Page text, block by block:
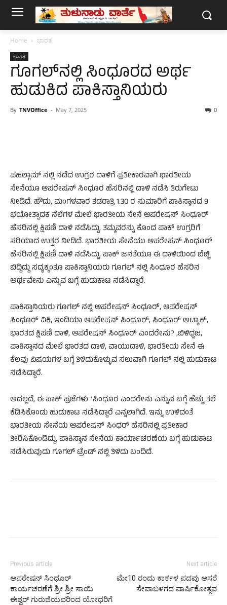
Home ಭಾರತ
ಭಾರತ
ಗೂಗಲ್‌ನಲ್ಲಿ ಸಿಂಧೂರದ ಅರ್ಥ
ಹುಡುಕಿದ ಪಾಕಿಸ್ತಾನಿಯರು
By TNVOffice - May 7, 2025 0
ಪಹಲ್ಗಾಮ್ ನಲ್ಲಿ ನಡೆದ ಉಗ್ರರ ದಾಳಿಗೆ ಪ್ರತೀಕಾರವಾಗಿ ಭಾರತೀಯ
ಸೇನೆಯೂ ಆಪರೇಷನ್ ಸಿಂಧೂರ ಹೆಸರಿನಲ್ಲಿ ದಾಳಿ ನಡೆಸಿ ತಿರುಗೇಟು
ನೀಡಿದೆ. ಹೌದು, ಮಂಗಳವಾರ ತಡರಾತ್ರಿ 1.30 ರ ಸುಮಾರಿಗೆ ಪಾಕಿಸ್ತಾನದ 9
ಭಯೋತ್ಪಾದಕ ನೆಲೆಗಳ ಮೇಲೆ ಭಾರತೀಯ ಸೇನೆ ಆಪರೇಷನ್ ಸಿಂಧೂರ್
ಹೆಸರಿನಲ್ಲಿ ಕ್ಷಿಪಣಿ ದಾಳಿ ನಡೆಸಿದ್ದು, ತಮ್ಮವರನ್ನು ಕೊಂದ ಪಾಕ್ ಉಗ್ರರಿಗೆ
ಸರಿಯಾದ ಉತ್ತರ ನೀಡಿದೆ. ಭಾರತೀಯ ಸೇನೆಯು ಆಪರೇಷನ್ ಸಿಂಧೂರ್
ಹೆಸರಿನಲ್ಲಿ ಕ್ಷಿಪಣಿ ದಾಳಿ ನಡೆಸಿದ್ದು, ಪಾಕ್‌ ಜನತೆಯೂ ಈ ದಾಳಿಯಿಂದ ಬೆಚ್ಚಿ
ಬಿದ್ದಿದ್ದು ಸದ್ಯಕ್ಕಂತೂ ಪಾಕಿಸ್ತಾನಿಯರು ಗೂಗಲ್ ನಲ್ಲಿ ಸಿಂಧೂರ ಹೆಸರಿನ
ಅರ್ಥವೇನು ಎನ್ನುವ ಬಗ್ಗೆ ಹುಡುಕಾಟ ನಡೆಸಿದ್ದಾರೆ.
ಪಾಕಿಸ್ತಾನಿಯರು ಗೂಗಲ್ ನಲ್ಲಿ ಆಪರೇಷನ್ ಸಿಂಧೂರ್, ಆಪರೇಷನ್
ಸಿಂಧೂರ್ ವಿಕಿ, ಇಂಡಿಯಾ ಆಪರೇಷನ್ ಸಿಂಧೂರ್, ಸಿಂಧೂರ್ ಅಟ್ಯಾಕ್,
ಭಾರತದ ಕ್ಷಿಪಣಿ ದಾಳಿ, ಆಪರೇಷನ್ ಸಿಂಧೂರ್ ಎಂದರೇನು? ,ಬಿಳಿಧ್ವಜ,
ಪಾಕಿಸ್ತಾನದ ಮೇಲೆ ಭಾರತದ ದಾಳಿ, ವಾಯುದಾಳಿ, ಭಾರತೀಯ ಸೇನೆ ಈ
ಕೆಲವು ವಿಷಯಗಳ ಬಗ್ಗೆ ತಿಳಿದುಕೊಳ್ಳುವ ಸಲುವಾಗಿ ಗೂಗಲ್ ನಲ್ಲಿ ಹುಡುಕಾಟ
ನಡೆಸಿದ್ದಾರೆ.
ಅದಲ್ಲದೆ, ಈ ಪಾಕ್ ಪ್ರಜೆಗಳು ʻಸಿಂಧೂರ ಎಂದರೇನು ಎನ್ನುವ ಬಗ್ಗೆ ಹೆಚ್ಚು ತಲೆ
ಕೆಡಿಸಿಕೊಂಡು ಹುಡುಕಾಟ ನಡೆಸಿದ್ದಾರೆ ಎನ್ನಲಾಗಿದೆ. ಇನ್ನು ಉಳಿದಂತೆ
ಭಾರತೀಯ ಸೇನೆಯ ಆಪರೇಷನ್ ಸಿಂಧರ್ ಹೆಸರಿನಲ್ಲಿ ಪ್ರತೀಕಾರ
ತೀರಿಸಿಕೊಂಡಿದ್ದು, ಪಾಕಿಸ್ತಾನ ಸೇನೆಯ ಕಾರ್ಯಾಚರಣೆಯ ಬಗ್ಗೆ ಹುಡುಕಾಟ
ನಡೆಸಿರುವುದು ಗೂಗಲ್ ಟ್ರೆಂಡ್ ನಲ್ಲಿ ತಿಳಿದು ಬಂದಿದೆ.
Previous article
ಆಪರೇಷನ್ ಸಿಂಧೂರ್
ಕಾರ್ಯಚರಣೆಗೆ ಶ್ರೀ ಶ್ರೀ ಸಾಯಿ
ಈಶ್ವರ್ ಗುರುಜಿಯವರಿಂದ ಯೋಧರಿಗೆ
Next article
ಮೇ10 ರಂದು ಕಾರ್ಕಳ ಪದವು ಆಸರೆ
ಸೇವಾಬಳಗದ ವಾರ್ಷಿಕೋತ್ಸವ